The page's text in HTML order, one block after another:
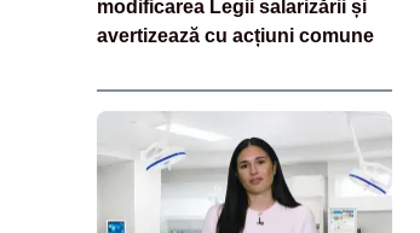
modificarea Legii salarizării și
avertizează cu acțiuni comune